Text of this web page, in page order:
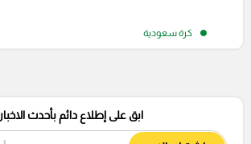
كرة سعودية
ابق على إطلاع دائم بأحدث الاخبار